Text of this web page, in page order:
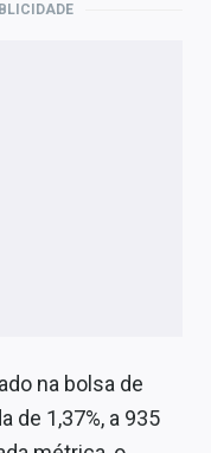
na bolsa de
de 1,37%, a 935